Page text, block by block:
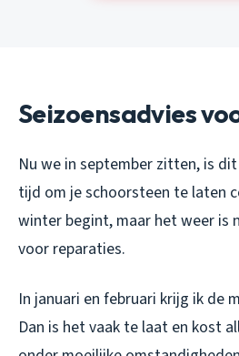
Seizoensadvies
Nu we in september zitten, is
tijd om je schoorsteen te laten
winter begint, maar het weer is
voor reparaties.
In januari en februari krijg ik de
Dan is het vaak te laat en kost